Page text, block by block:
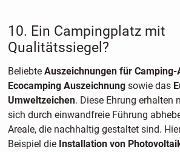
10. Ein Campingplatz mit
Qualitätssiegel?
Beliebte Auszeichnungen für
Ecocamping Auszeichnungsowie das
Umweltzeichen. Diese Ehrung erhalten
sich durch einwandfreie Führung
Areale, die nachhaltig gestaltet sind.
Beispiel die Installation von